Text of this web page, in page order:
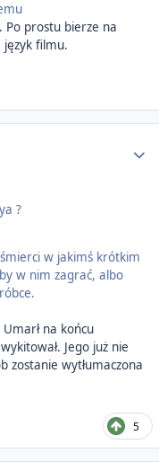
Po prostu bierze na
język filmu.
?
śmierci w jakimś krótkim
w nim zagrać, albo
na końcu
Jego już nie
zostanie wytłumaczona
5